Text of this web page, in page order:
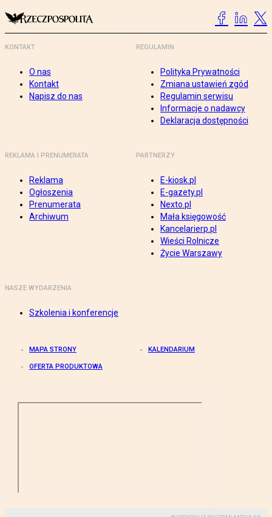
KONTAKT
O nas
Kontakt
Napisz do nas
REGULAMIN
Polityka Prywatności
Zmiana ustawień zgód
Regulamin serwisu
Informacje o nadawcy
Deklaracja dostępności
REKLAMA I PRENUMERATA
Reklama
Ogłoszenia
Prenumerata
Archiwum
PARTNERZY
E-kiosk.pl
E-gazety.pl
Nexto.pl
Mała księgowość
Kancelarierp.pl
Wieści Rolnicze
Życie Warszawy
NASZE WYDARZENIA
Szkolenia i konferencje
MAPA STRONY KALENDARIUM
OFERTA PRODUKTOWA